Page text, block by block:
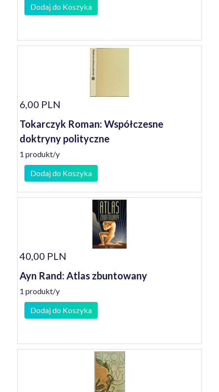
Dodaj do Koszyka
6,00 PLN
Tokarczyk Roman: Współczesne
doktryny polityczne
1 produkt/y
Dodaj do Koszyka
40,00 PLN
Ayn Rand: Atlas zbuntowany
1 produkt/y
Dodaj do Koszyka